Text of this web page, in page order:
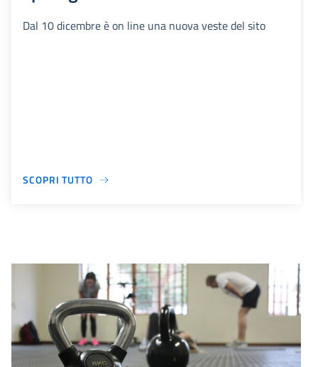
Dal 10 dicembre è on line una nuova veste del sito
SCOPRI TUTTO